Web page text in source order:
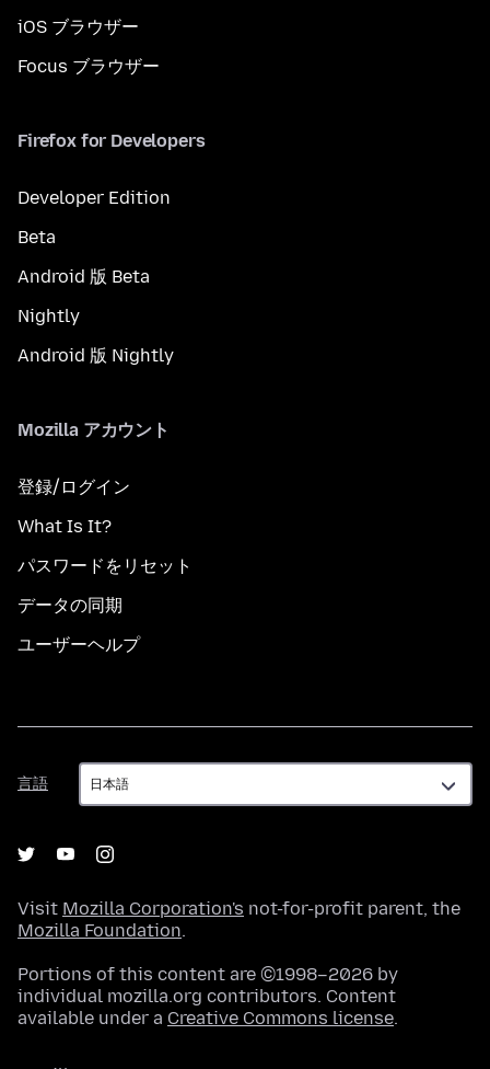
iOS ブラウザー
Focus ブラウザー
Firefox for Developers
Developer Edition
Beta
Android 版 Beta
Nightly
Android 版 Nightly
Mozilla アカウント
登録/ログイン
What Is It?
パスワードをリセット
データの同期
ユーザーヘルプ
言語
言
語
Visit Mozilla Corporation's not-for-profit parent, the
Mozilla Foundation.
Portions of this content are ©1998–2026 by
individual mozilla.org contributors. Content
available under a Creative Commons license.